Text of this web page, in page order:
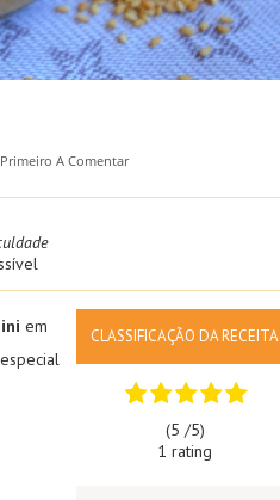
A Comentar
em
CLASSIFICAÇÃO DA RECEITA
(5 /5)
1 rating